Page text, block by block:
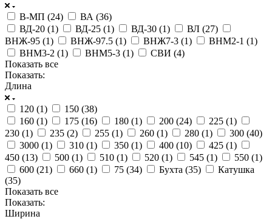
В-МП (24) ВА (36)
ВД-20 (1) ВД-25 (1) ВД-30 (1) ВЛ (27)
ВНЖ-95 (1) ВНЖ-97.5 (1) ВНЖ7-3 (1) ВНМ2-1 (1)
ВНМ3-2 (1) ВНМ5-3 (1) СВИ (4)
Показать все
Показать:
Длина
120 (1) 150 (38)
160 (1) 175 (16) 180 (1) 200 (24) 225 (1)
230 (1) 235 (2) 255 (1) 260 (1) 280 (1) 300 (40)
3000 (1) 310 (1) 350 (1) 400 (10) 425 (1)
450 (13) 500 (1) 510 (1) 520 (1) 545 (1) 550 (1)
600 (21) 660 (1) 75 (34) Бухта (35)
Катушка
(35)
Показать все
Показать:
Ширина